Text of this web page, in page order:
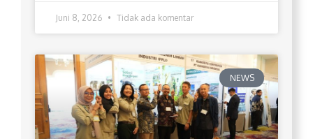
Juni 8, 2026 Tidak ada komentar
NEWS